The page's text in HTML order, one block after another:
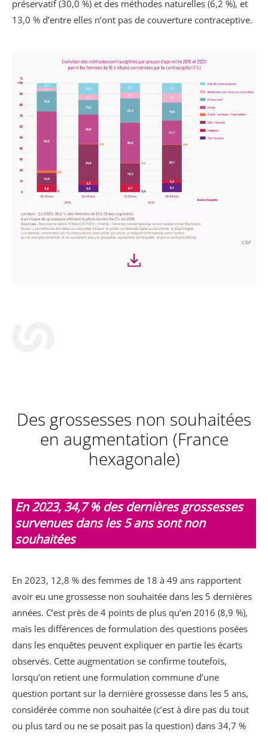
préservatif (30,0 %) et des méthodes naturelles (6,2 %), et
13,0 % d’entre elles n’ont pas de couverture contraceptive.
Des grossesses non souhaitées
en augmentation (France
hexagonale)
En 2023, 34,7 % des dernières grossesses
survenues dans les 5 ans sont non
souhaitées
En 2023, 12,8 % des femmes de 18 à 49 ans rapportent
avoir eu une grossesse non souhaitée dans les 5 dernières
années. C’est près de 4 points de plus qu’en 2016 (8,9 %),
mais les différences de formulation des questions posées
dans les enquêtes peuvent expliquer en partie les écarts
observés. Cette augmentation se confirme toutefois,
lorsqu’on retient une formulation commune d’une
question portant sur la dernière grossesse dans les 5 ans,
considérée comme non souhaitée (c’est à dire pas du tout
ou plus tard ou ne se posait pas la question) dans 34,7 %